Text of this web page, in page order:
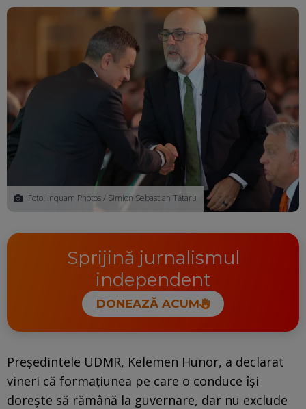
Foto: Inquam Photos / Simion Sebastian Tătaru
Sprijină jurnalismul
independent
DONEAZĂ ACUM
Președintele UDMR, Kelemen Hunor, a declarat
vineri că formațiunea pe care o conduce își
dorește să rămână la guvernare, dar nu exclude